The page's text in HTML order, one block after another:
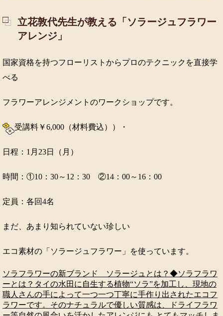
立花敦代先生が教える「ソラージュフラワー
アレンジ」
国家資格を持つフローリストからプロのテクニックを直接学
べる
フラワーアレンジメントのワークショップです。
受講料￥6,000（材料費込））・
日程：1月23日（月）
時間：①10：30～12：30 ②14：00～16：00
定員：各回4名
まだ、あまり知られていない珍しい
エコ素材の「ソラージュフラワー」を使っています。
ソラフラワーの新ブランド ソラージュとは？ ◆ソラフラワ
ーとは？タイの水田に自生する植物“ソラ”を加工し、現地の
職人さんの手によって一つ一つ丁寧に手作り出されたエコフ
ラワーです。そのナチュラルで優しい質感は、ドライフラワ